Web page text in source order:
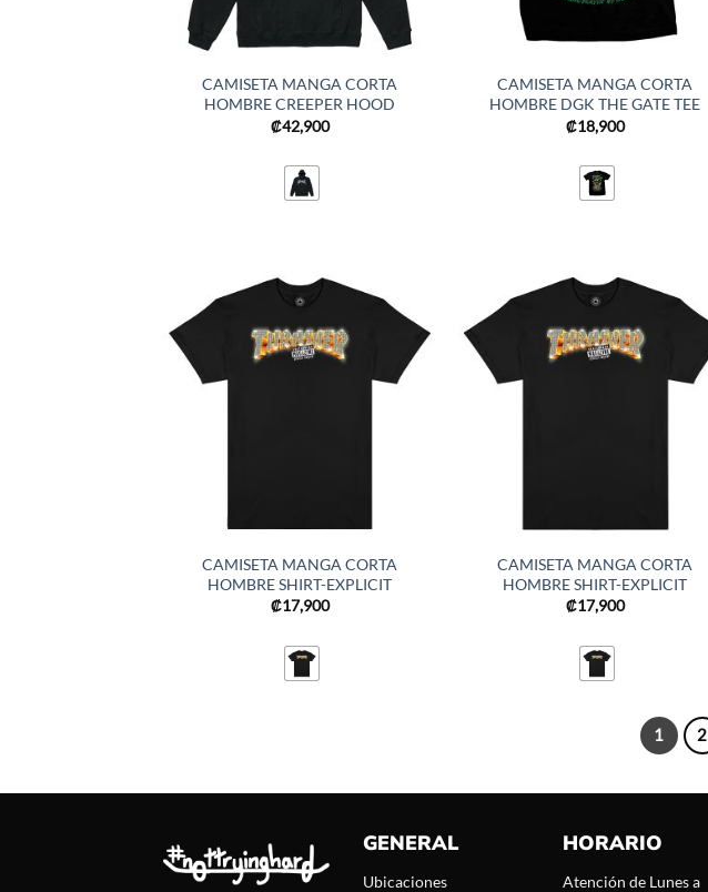
CAMISETA MANGA CORTA
HOMBRE CREEPER HOOD
₡42,900
CAMISETA MANGA CORTA
HOMBRE DGK THE GATE TEE
₡18,900
CAMISETA MANGA CORTA
HOMBRE SHIRT-EXPLICIT
₡17,900
CAMISETA MANGA CORTA
HOMBRE SHIRT-EXPLICIT
₡17,900
1 2
GENERAL
Ubicaciones
HORARIO
Atención de Lunes a